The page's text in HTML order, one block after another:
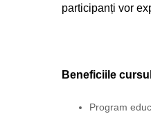
participanți vor
Beneficiile
Program